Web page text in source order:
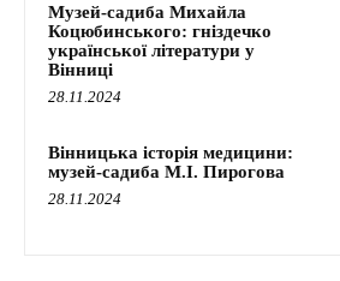
Музей-садиба Михайла
Коцюбинського: гніздечко
української літератури у
Вінниці
28.11.2024
Вінницька історія медицини:
музей-садиба М.І. Пирогова
28.11.2024